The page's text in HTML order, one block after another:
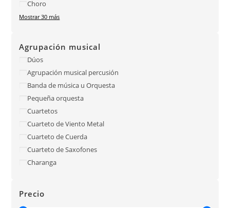
Choro
Mostrar 30 más
Agrupación musical
Dúos
Agrupación musical percusión
Banda de música u Orquesta
Pequeña orquesta
Cuartetos
Cuarteto de Viento Metal
Cuarteto de Cuerda
Cuarteto de Saxofones
Charanga
Precio